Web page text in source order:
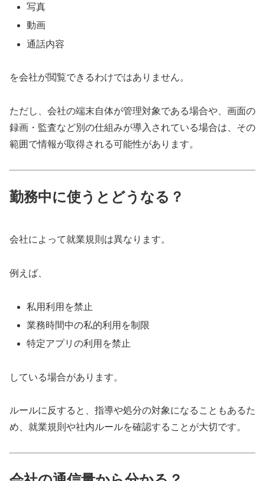
写真
動画
通話内容
を会社が閲覧できるわけではありません。
ただし、会社の端末自体が管理対象である場合や、画面の
録画・監査など別の仕組みが導入されている場合は、その
範囲で情報が取得される可能性があります。
勤務中に使うとどうなる？
会社によって就業規則は異なります。
例えば、
私用利用を禁止
業務時間中の私的利用を制限
特定アプリの利用を禁止
している場合があります。
ルールに反すると、指導や処分の対象になることもあるた
め、就業規則や社内ルールを確認することが大切です。